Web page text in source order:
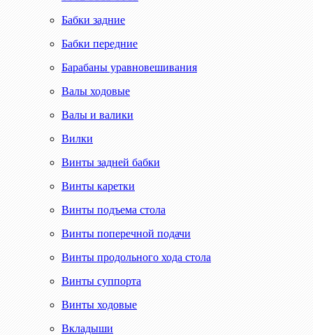
Бабки задние
Бабки передние
Барабаны уравновешивания
Валы ходовые
Валы и валики
Вилки
Винты задней бабки
Винты каретки
Винты подъема стола
Винты поперечной подачи
Винты продольного хода стола
Винты суппорта
Винты ходовые
Вкладыши